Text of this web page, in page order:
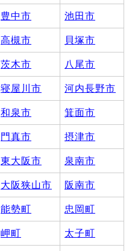
豊中市 池田市
高槻市 貝塚市
茨木市 八尾市
寝屋川市 河内長野市
和泉市 箕面市
門真市 摂津市
東大阪市 泉南市
大阪狭山市 阪南市
能勢町 忠岡町
岬町 太子町